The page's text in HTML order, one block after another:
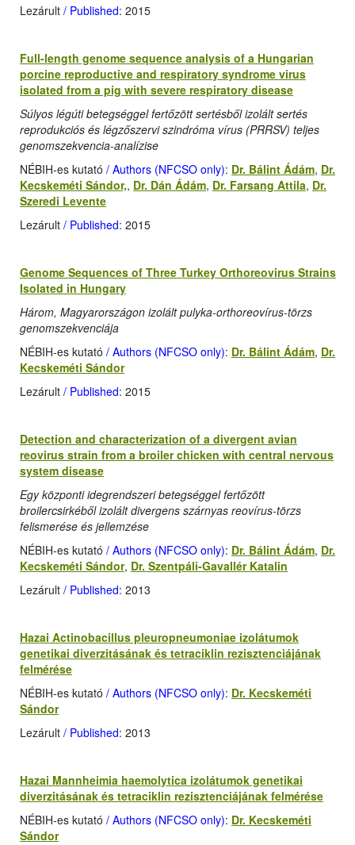
Lezárult / Published: 2015
Full-length genome sequence analysis of a Hungarian
porcine reproductive and respiratory syndrome virus
isolated from a pig with severe respiratory disease
Súlyos légúti betegséggel fertőzött sertésből izolált sertés
reprodukciós és légzőszervi szindróma vírus (PRRSV) teljes
genomszekvencia-analízise
NÉBIH-es kutató / Authors (NFCSO only): Dr. Bálint Ádám, Dr.
Kecskeméti Sándor,, Dr. Dán Ádám, Dr. Farsang Attila, Dr.
Szeredi Levente
Lezárult / Published: 2015
Genome Sequences of Three Turkey Orthoreovirus Strains
Isolated in Hungary
Három, Magyarországon izolált pulyka-orthoreovírus-törzs
genomszekvenciája
NÉBIH-es kutató / Authors (NFCSO only): Dr. Bálint Ádám, Dr.
Kecskeméti Sándor
Lezárult / Published: 2015
Detection and characterization of a divergent avian
reovirus strain from a broiler chicken with central nervous
system disease
Egy központi idegrendszeri betegséggel fertőzött
broilercsirkéből izolált divergens szárnyas reovírus-törzs
felismerése és jellemzése
NÉBIH-es kutató / Authors (NFCSO only): Dr. Bálint Ádám, Dr.
Kecskeméti Sándor, Dr. Szentpáli-Gavallér Katalin
Lezárult / Published: 2013
Hazai Actinobacillus pleuropneumoniae izolátumok
genetikai diverzitásának és tetraciklin rezisztenciájának
felmérése
NÉBIH-es kutató / Authors (NFCSO only): Dr. Kecskeméti
Sándor
Lezárult / Published: 2013
Hazai Mannheimia haemolytica izolátumok genetikai
diverzitásának és tetraciklin rezisztenciájának felmérése
NÉBIH-es kutató / Authors (NFCSO only): Dr. Kecskeméti
Sándor